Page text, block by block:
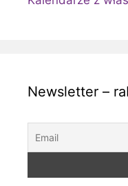
Newsletter –